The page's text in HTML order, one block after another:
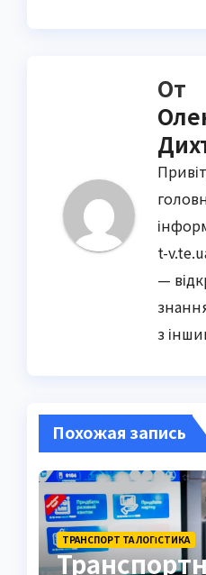
От
t-
—
з
Похожая запись
ТРАНСПОРТ ТА ЛОГІСТИКА